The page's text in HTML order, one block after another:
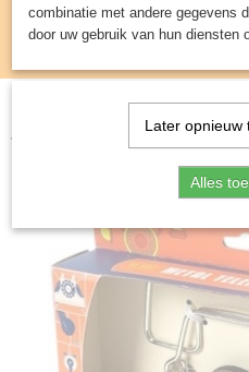
Inloggen Registreren
Spellen & Puzzels>
Telephone - Breinbreker
combinatie met andere gegevens
door uw gebruik van hun diensten
Later opnieuw
Alles